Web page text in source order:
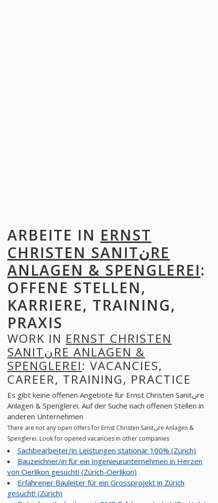
ARBEITE IN ERNST
CHRISTEN SANITنRE
ANLAGEN & SPENGLEREI:
OFFENE STELLEN,
KARRIERE, TRAINING,
PRAXIS
WORK IN ERNST CHRISTEN
SANITنRE ANLAGEN &
SPENGLEREI: VACANCIES,
CAREER, TRAINING, PRACTICE
Es gibt keine offenen Angebote für Ernst Christen Sanitنre
Anlagen & Spenglerei. Auf der Suche nach offenen Stellen in
anderen Unternehmen
There are not any open offers for Ernst Christen Sanitنre Anlagen &
Spenglerei. Look for opened vacancies in other companies
Sachbearbeiter/in Leistungen stationär 100% (Zürich)
Bauzeichner/in für ein Ingenieurunternehmen in Herzen
von Oerlikon gesucht! (Zürich-Oerlikon)
Erfahrener Bauleiter für ein Grossprojekt in Zürich
gesucht! (Zürich)